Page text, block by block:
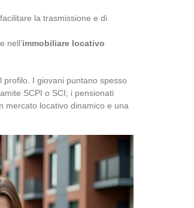
la trasmissione e di
nell’immobiliare locativo
profilo. I giovani puntano spesso
SCPI o SCI; i pensionati
mercato locativo dinamico e una